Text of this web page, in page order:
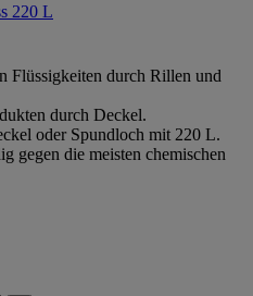
220 L
Flüssigkeiten durch Rillen und
durch Deckel.
oder Spundloch mit 220 L.
gegen die meisten chemischen